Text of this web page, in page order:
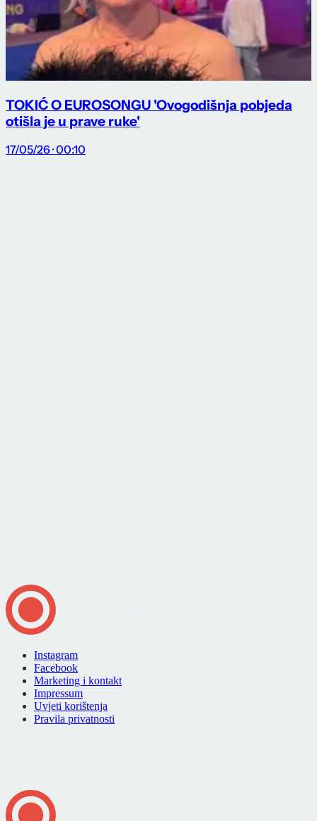
TOKIĆ O EUROSONGU 'Ovogodišnja pobjeda
otišla je u prave ruke'
17/05/26 · 00:10
Instagram
Facebook
Marketing i kontakt
Impressum
Uvjeti korištenja
Pravila privatnosti